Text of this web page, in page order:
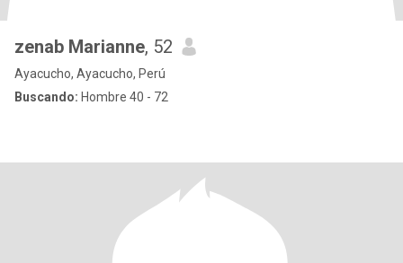
zenab Marianne, 52
Ayacucho, Ayacucho, Perú
Buscando: Hombre 40 - 72